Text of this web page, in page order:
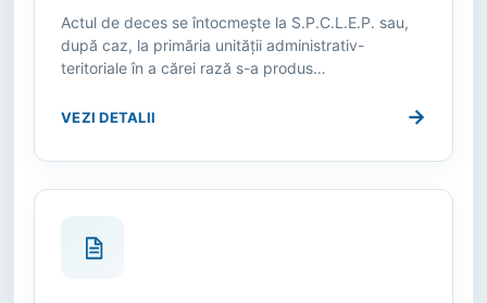
Actul de deces se întocmeşte la S.P.C.L.E.P. sau,
după caz, la primăria unităţii administrativ-
teritoriale în a cărei rază s-a produs…
VEZI DETALII →